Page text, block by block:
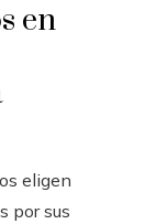
en
eligen
por sus